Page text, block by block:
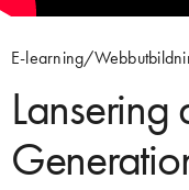
E-learning/
Lansering